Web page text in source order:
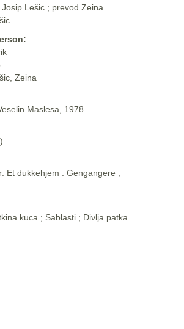
Lešic ; prevod Zeina
Zeina
Maslesa, 1978
Et dukkehjem : Gengangere ;
kuca ; Sablasti ; Divlja patka